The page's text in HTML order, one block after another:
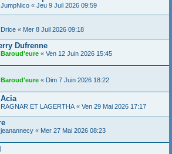
JumpNico « Jeu 9 Juil 2026 09:59
Drice « Mer 8 Juil 2026 09:18
Dufrenne
Baroud'eure « Ven 12 Juin 2026 15:45
Baroud'eure « Dim 7 Juin 2026 18:22
RAGNAR ET LAGERTHA « Ven 29 Mai 2026 17:17
jeanannecy « Mer 27 Mai 2026 08:23